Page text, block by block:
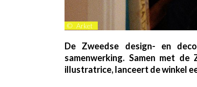
© Arket
De Zweedse design- en
samenwerking. Samen met de
illustratrice, lanceert de winkel